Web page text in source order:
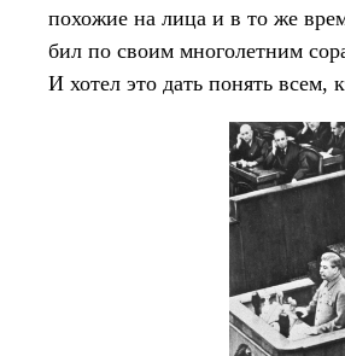
похожие на лица и в то же
бил по своим многолетним
И хотел это дать понять всем,